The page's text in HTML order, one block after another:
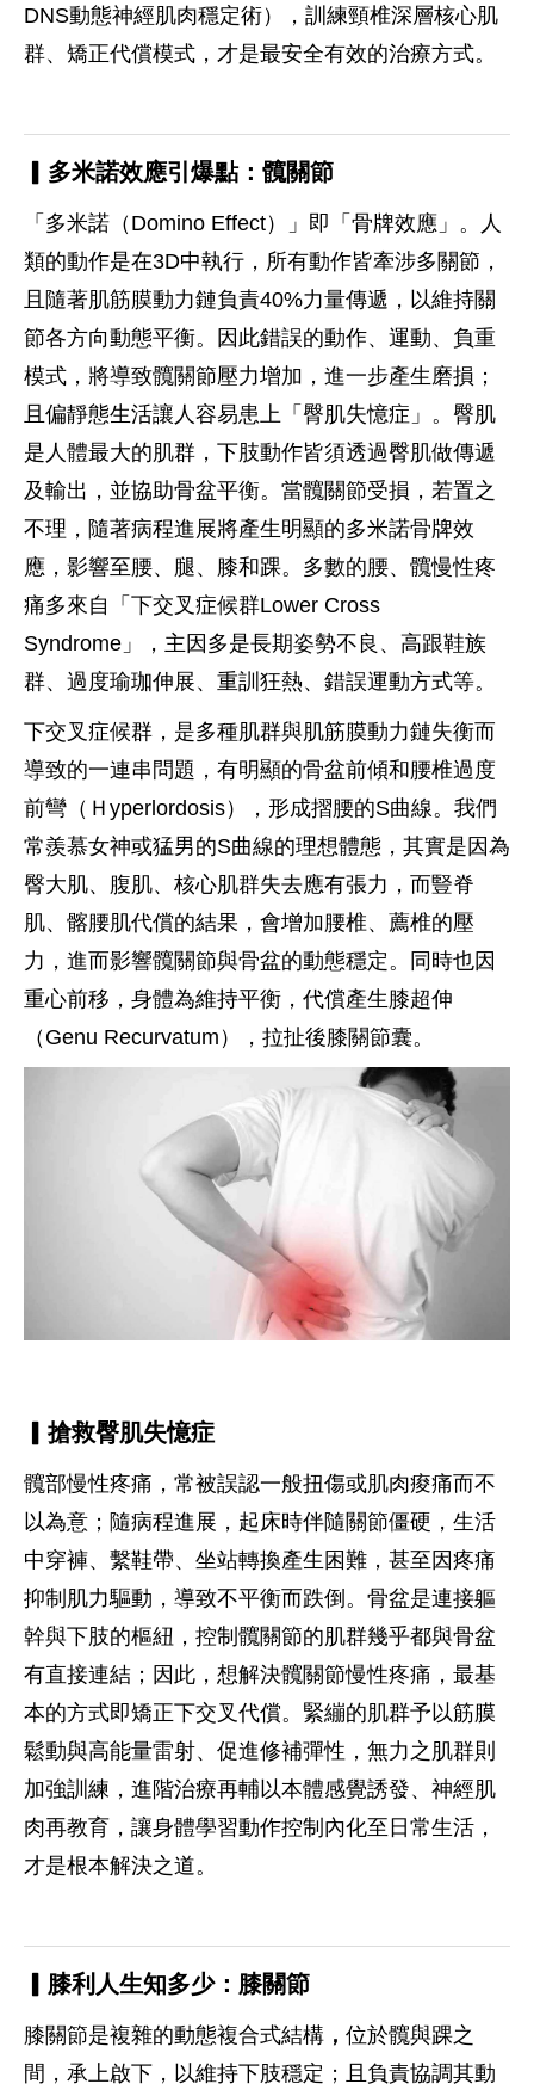
DNS動態神經肌肉穩定術），訓練頸椎深層核心肌
群、矯正代償模式，才是最安全有效的治療方式。
▎多米諾效應引爆點：髖關節
「多米諾（Domino Effect）」即「骨牌效應」。人
類的動作是在3D中執行，所有動作皆牽涉多關節，
且隨著肌筋膜動力鏈負責40%力量傳遞，以維持關
節各方向動態平衡。因此錯誤的動作、運動、負重
模式，將導致髖關節壓力增加，進一步產生磨損；
且偏靜態生活讓人容易患上「臀肌失憶症」。臀肌
是人體最大的肌群，下肢動作皆須透過臀肌做傳遞
及輸出，並協助骨盆平衡。當髖關節受損，若置之
不理，隨著病程進展將產生明顯的多米諾骨牌效
應，影響至腰、腿、膝和踝。多數的腰、髖慢性疼
痛多來自「下交叉症候群Lower Cross
Syndrome」，主因多是長期姿勢不良、高跟鞋族
群、過度瑜珈伸展、重訓狂熱、錯誤運動方式等。
下交叉症候群，是多種肌群與肌筋膜動力鏈失衡而
導致的一連串問題，有明顯的骨盆前傾和腰椎過度
前彎（Ｈyperlordosis），形成摺腰的S曲線。我們
常羨慕女神或猛男的S曲線的理想體態，其實是因為
臀大肌、腹肌、核心肌群失去應有張力，而豎脊
肌、髂腰肌代償的結果，會增加腰椎、薦椎的壓
力，進而影響髖關節與骨盆的動態穩定。同時也因
重心前移，身體為維持平衡，代償產生膝超伸
（Genu Recurvatum），拉扯後膝關節囊。
▎搶救臀肌失憶症
髖部慢性疼痛，常被誤認一般扭傷或肌肉痠痛而不
以為意；隨病程進展，起床時伴隨關節僵硬，生活
中穿褲、繫鞋帶、坐站轉換產生困難，甚至因疼痛
抑制肌力驅動，導致不平衡而跌倒。骨盆是連接軀
幹與下肢的樞紐，控制髖關節的肌群幾乎都與骨盆
有直接連結；因此，想解決髖關節慢性疼痛，最基
本的方式即矯正下交叉代償。緊繃的肌群予以筋膜
鬆動與高能量雷射、促進修補彈性，無力之肌群則
加強訓練，進階治療再輔以本體感覺誘發、神經肌
肉再教育，讓身體學習動作控制內化至日常生活，
才是根本解決之道。
▎膝利人生知多少：膝關節
膝關節是複雜的動態複合式結構 ， 位於髖與踝之
間，承上啟下，以維持下肢穩定；且負責協調其動